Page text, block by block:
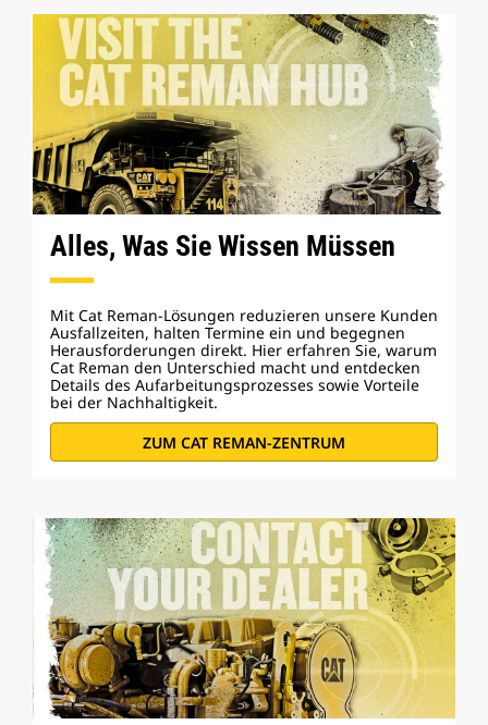
Alles, Was Sie Wissen Müssen
Mit Cat Reman-Lösungen reduzieren unsere Kunden
Ausfallzeiten, halten Termine ein und begegnen
Herausforderungen direkt. Hier erfahren Sie, warum
Cat Reman den Unterschied macht und entdecken
Details des Aufarbeitungsprozesses sowie Vorteile
bei der Nachhaltigkeit.
ZUM CAT REMAN-ZENTRUM